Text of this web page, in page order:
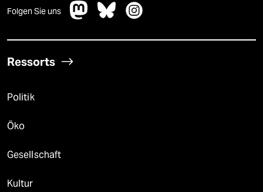
Folgen Sie uns
Ressorts
Politik
Öko
Gesellschaft
Kultur